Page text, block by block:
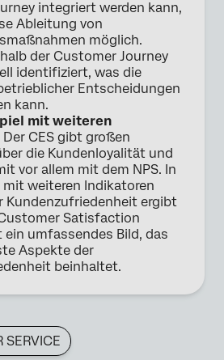
integriert werden kann,
Ableitung von
möglich.
der Customer Journey
identifiziert, was die
Entscheidungen
kann.
mit weiteren
Der CES gibt großen
die Kundenloyalität und
vor allem mit dem NPS. In
weiteren Indikatoren
Kundenzufriedenheit ergibt
Satisfaction
ein umfassendes Bild, das
Aspekte der
beinhaltet.
SERVICE